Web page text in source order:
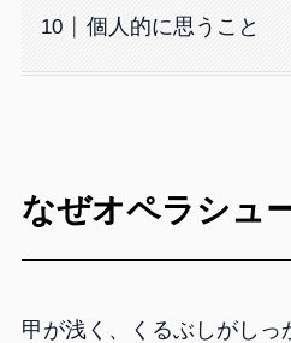
個人的に思うこと
なぜオペラシュ
甲が浅く、くるぶしがしっ